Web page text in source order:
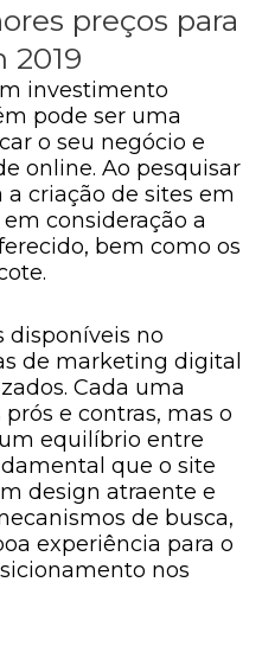
preços para
2019
investimento
pode ser uma
o seu negócio e
online. Ao pesquisar
criação de sites em
consideração a
bem como os
disponíveis no
de marketing digital
Cada uma
e contras, mas o
equilíbrio entre
que o site
design atraente e
de busca,
experiência para o
nos